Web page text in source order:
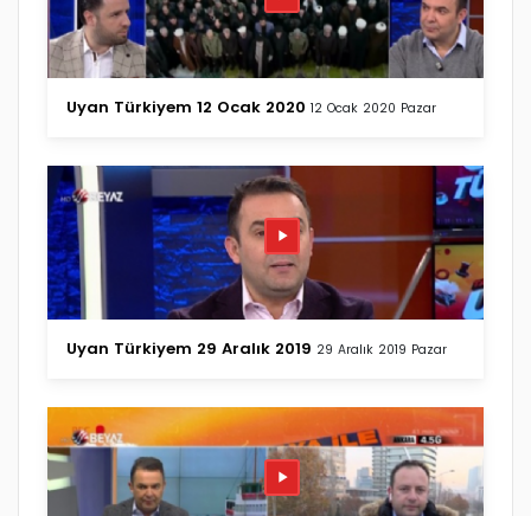
Uyan Türkiyem 12 Ocak 2020 12 Ocak 2020 Pazar
Uyan Türkiyem 29 Aralık 2019 29 Aralık 2019 Pazar